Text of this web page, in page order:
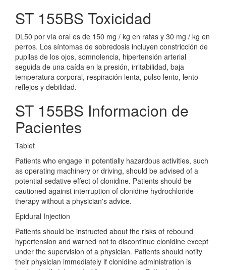
ST 155BS Toxicidad
DL50 por vía oral es de 150 mg / kg en ratas y 30 mg / kg en
perros. Los síntomas de sobredosis incluyen constricción de
pupilas de los ojos, somnolencia, hipertensión arterial
seguida de una caída en la presión, irritabilidad, baja
temperatura corporal, respiración lenta, pulso lento, lento
reflejos y debilidad.
ST 155BS Informacion de
Pacientes
Tablet
Patients who engage in potentially hazardous activities, such
as operating machinery or driving, should be advised of a
potential sedative effect of clonidine. Patients should be
cautioned against interruption of clonidine hydrochloride
therapy without a physician's advice.
Epidural Injection
Patients should be instructed about the risks of rebound
hypertension and warned not to discontinue clonidine except
under the supervision of a physician. Patients should notify
their physician immediately if clonidine administration is